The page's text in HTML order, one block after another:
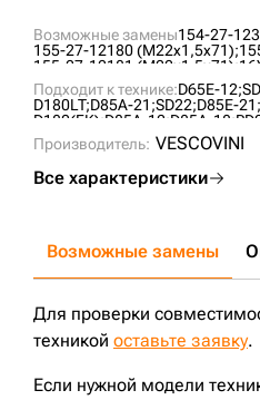
Возможные замены154-27-
155-27-12180 (M22x1,5x71);
155-27-12181 (M22x1,5x71);
2504120220700;
76040844;
P155-27-12181A;S4085200N16;
Подходит к технике:D65E-12;
D180LT;D85A-21;SD22;D85E-21;
D180(FK);D85A-12;D85A-18;
D65P-12E;
SD22S;D65PX-12;
PD220Y-3;SD22F; D65EX-15E0;
Производитель: VESCOVINI
Все характеристики
Возможные замены
Для проверки
техникой оставьте заявку.
Если нужной модели